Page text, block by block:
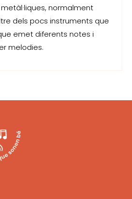
normalment
dels pocs instruments que
emet diferents notes i
melodies.